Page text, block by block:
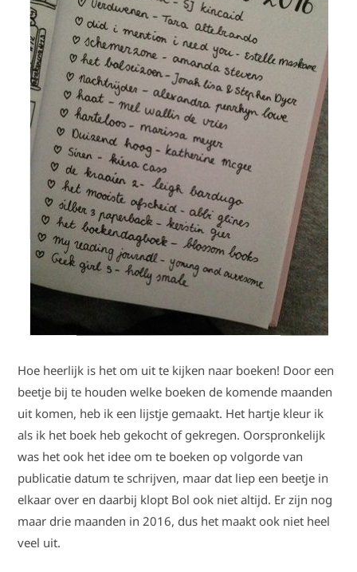
Hoe heerlijk is het om uit te kijken naar boeken! Door een
beetje bij te houden welke boeken de komende maanden
uit komen, heb ik een lijstje gemaakt. Het hartje kleur ik
als ik het boek heb gekocht of gekregen. Oorspronkelijk
was het ook het idee om te boeken op volgorde van
publicatie datum te schrijven, maar dat liep een beetje in
elkaar over en daarbij klopt Bol ook niet altijd. Er zijn nog
maar drie maanden in 2016, dus het maakt ook niet heel
veel uit.